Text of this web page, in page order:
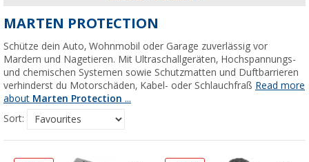
MARTEN PROTECTION
Schütze dein Auto, Wohnmobil oder Garage zuverlässig vor
Mardern und Nagetieren. Mit Ultraschallgeräten, Hochspannungs-
und chemischen Systemen sowie Schutzmatten und Duftbarrieren
verhinderst du Motorschäden, Kabel- oder Schlauchfraß Read more
about Marten Protection ...
Sort: